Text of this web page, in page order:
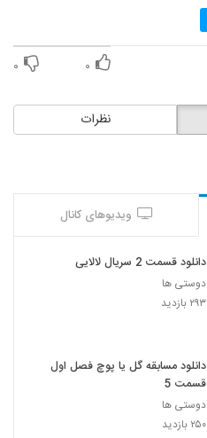
۰ ۰
نظرات
ویدیوهای کانال
دانلود قسمت 2 سریال لالایی
دوستی ها
۲۹۳ بازدید
دانلود مسابقه گل یا پوچ فصل اول
قسمت 5
دوستی ها
۲۵۰ بازدید